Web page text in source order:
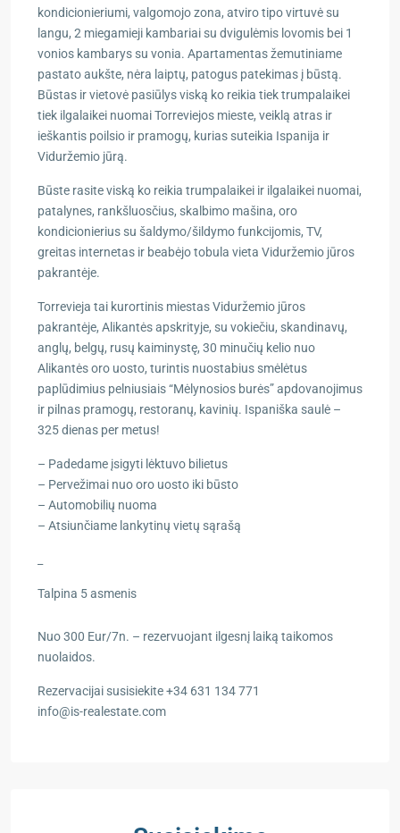
kondicionieriumi, valgomojo zona, atviro tipo virtuvė su
langu, 2 miegamieji kambariai su dvigulėmis lovomis bei 1
vonios kambarys su vonia. Apartamentas žemutiniame
pastato aukšte, nėra laiptų, patogus patekimas į būstą.
Būstas ir vietovė pasiūlys viską ko reikia tiek trumpalaikei
tiek ilgalaikei nuomai Torreviejos mieste, veiklą atras ir
ieškantis poilsio ir pramogų, kurias suteikia Ispanija ir
Viduržemio jūrą.
Būste rasite viską ko reikia trumpalaikei ir ilgalaikei nuomai,
patalynes, rankšluosčius, skalbimo mašina, oro
kondicionierius su šaldymo/šildymo funkcijomis, TV,
greitas internetas ir beabėjo tobula vieta Viduržemio jūros
pakrantėje.
Torrevieja tai kurortinis miestas Viduržemio jūros
pakrantėje, Alikantės apskrityje, su vokiečiu, skandinavų,
anglų, belgų, rusų kaiminystę, 30 minučių kelio nuo
Alikantės oro uosto, turintis nuostabius smėlėtus
paplūdimius pelniusiais “Mėlynosios burės” apdovanojimus
ir pilnas pramogų, restoranų, kavinių. Ispaniška saulė –
325 dienas per metus!
– Padedame įsigyti lėktuvo bilietus
– Pervežimai nuo oro uosto iki būsto
– Automobilių nuoma
– Atsiunčiame lankytinų vietų sąrašą
Talpina 5 asmenis
Nuo 300 Eur/7n. – rezervuojant ilgesnį laiką taikomos
nuolaidos.
Rezervacijai susisiekite +34 631 134 771
info@is-realestate.com